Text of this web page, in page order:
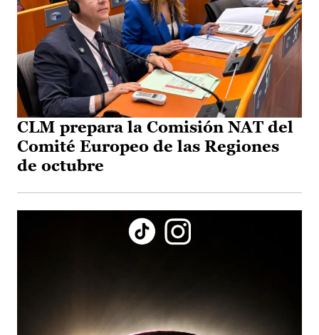
CLM prepara la Comisión NAT del
Comité Europeo de las Regiones
de octubre